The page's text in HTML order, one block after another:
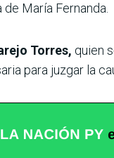
María Fernanda.
Torres, quien
para juzgar la